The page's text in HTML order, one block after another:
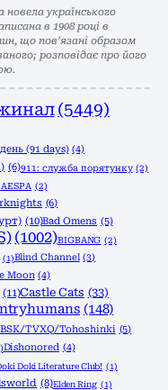
новела українського
в 1908 році в
що пов’язані образом
розповідає про його
(5449)
(91 days) (4)
(6)911: служба порятунку (2)
AESPA (2)
(6)
(10)Bad Omens (5)
(1002)BIGBANG (2)
(1)Blind Channel (3)
Moon (4)
(11)Castle Cats (33)
(148)
TVXQ/Tohoshinki (5)
Dishonored (4)
Doki Literature Club! (1)
(8)Elden Ring (1)